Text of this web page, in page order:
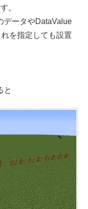
。
データやDataValue
を指定しても設置
と